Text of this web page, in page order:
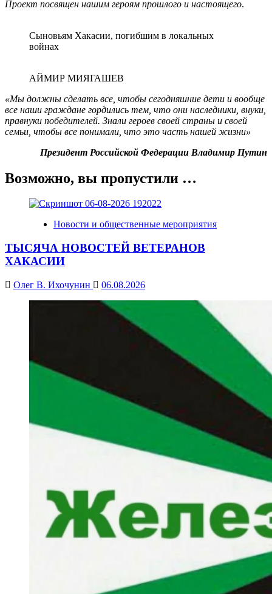
Проект посвящен нашим героям прошлого и настоящего.
Сыновьям Хакасии, погибшим в локальных
войнах
АЙМИР МИЯГАШЕВ
«Мы должны сделать все, чтобы сегодняшние дети и вообще
все наши граждане гордились тем, что они наследники, внуки,
правнуки победителей. Знали героев своей страны и своей
семьи, чтобы все понимали, что это часть нашей жизни»
Президент Российской Федерации Владимир Путин
Возможно, вы пропустили …
Новости и общественные мероприятия
ТЫСЯЧА НОВОСТЕЙ ВЕТЕРАНОВ
ХАКАСИИ
Олег В. Ихочунин 06.08.2026